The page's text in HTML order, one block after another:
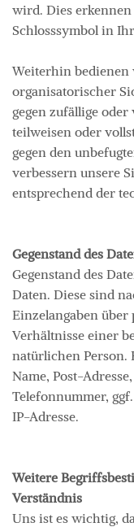
wird. Dies erkennen
Schlosssymbol in
Weiterhin bedienen
organisatorischer
gegen zufällige
teilweisen oder
gegen den
verbessern unsere
entsprechend der
Gegenstand des
Gegenstand des
Daten. Diese sind
Einzelangaben
Verhältnisse einer
natürlichen Person.
Name, Post-
Telefonnummer,
IP-Adresse.
Weitere
Verständnis
Uns ist es wichtig,